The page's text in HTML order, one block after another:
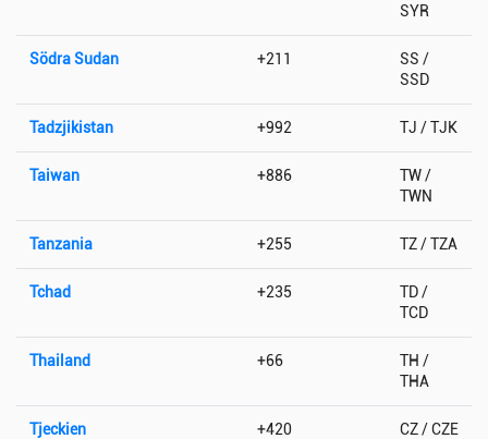
SYR
Södra Sudan +211
SS /
SSD
Tadzjikistan +992 TJ / TJK
Taiwan +886
TW /
TWN
Tanzania +255 TZ / TZA
Tchad +235
TD /
TCD
Thailand +66
TH /
THA
Tjeckien +420 CZ / CZE